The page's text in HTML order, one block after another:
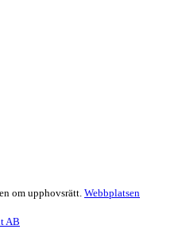
om upphovsrätt. Webbplatsen
AB